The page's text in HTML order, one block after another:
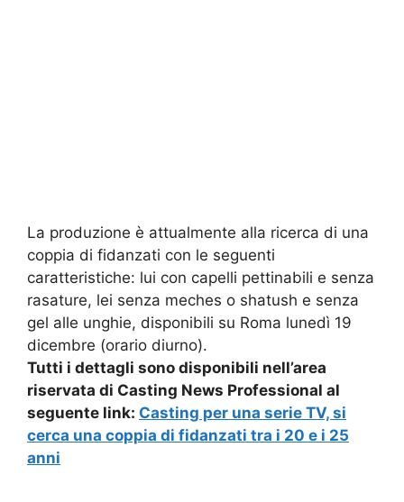
La produzione è attualmente alla ricerca di una
coppia di fidanzati con le seguenti
caratteristiche: lui con capelli pettinabili e senza
rasature, lei senza meches o shatush e senza
gel alle unghie, disponibili su Roma lunedì 19
dicembre (orario diurno).
Tutti i dettagli sono disponibili nell’area
riservata di Casting News Professional al
seguente link: Casting per una serie TV, si
cerca una coppia di fidanzati tra i 20 e i 25
anni